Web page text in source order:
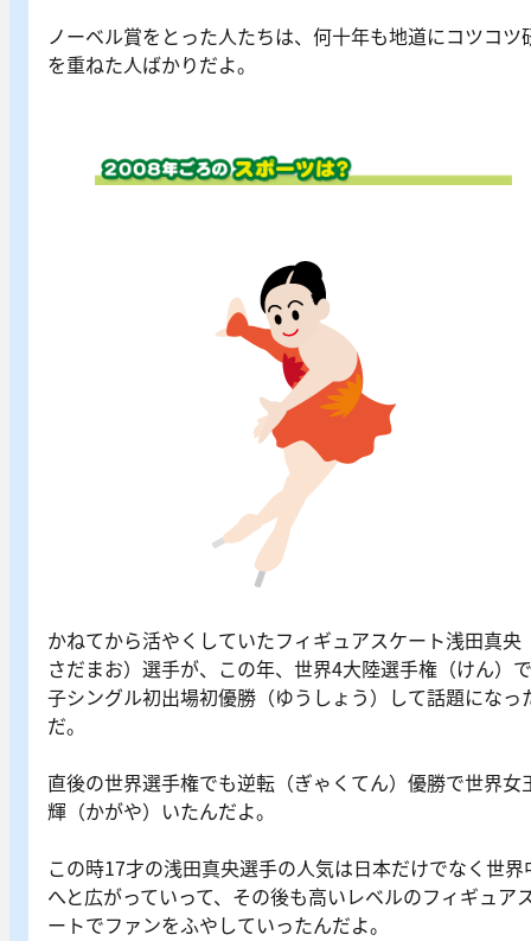
ノーベル賞をとった人たちは、何十年も地道にコツコツ
を重ねた人ばかりだよ。
かねてから活やくしていたフィギュアスケート浅田真央
さだまお）選手が、この年、世界4大陸選手権（けん）
子シングル初出場初優勝（ゆうしょう）して話題になっ
だ。
直後の世界選手権でも逆転（ぎゃくてん）優勝で世界女
輝（かがや）いたんだよ。
この時17才の浅田真央選手の人気は日本だけでなく世界
へと広がっていって、その後も高いレベルのフィギュア
ートでファンをふやしていったんだよ。